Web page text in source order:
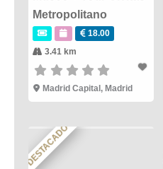
Metropolitano
18.00
3.41 km
Madrid Capital , Madrid
DESTACADO